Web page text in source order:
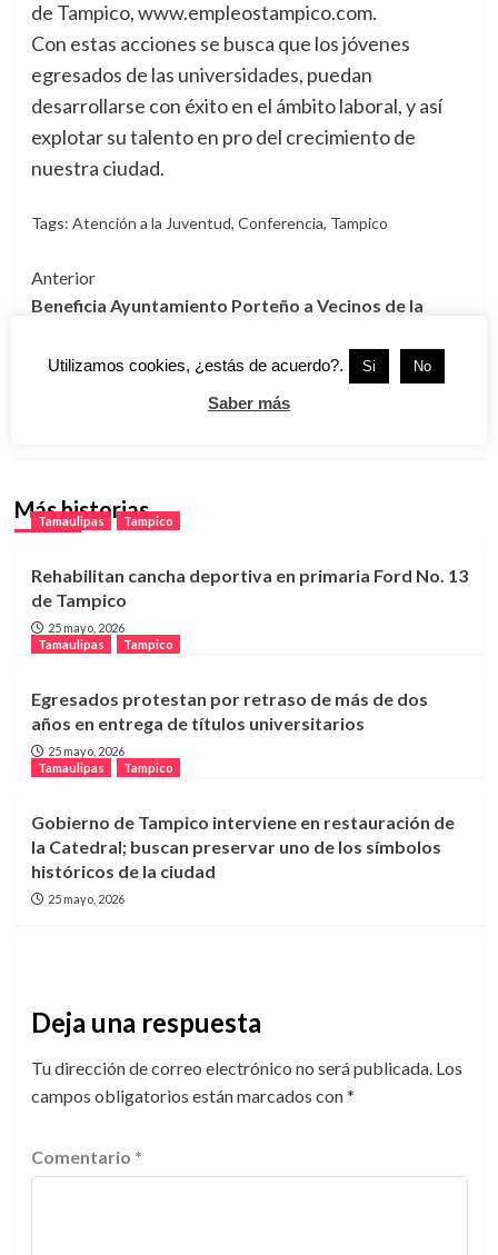
de Tampico, www.empleostampico.com.
Con estas acciones se busca que los jóvenes
egresados de las universidades, puedan
desarrollarse con éxito en el ámbito laboral, y así
explotar su talento en pro del crecimiento de
nuestra ciudad.
Tags: Atención a la Juventud, Conferencia, Tampico
Navegación
de
entradas
Anterior
Beneficia Ayuntamiento Porteño a Vecinos de la
Siguiente
Montarán Dispositivo Especial en Cementerios por
Más historias
Tamaulipas Tampico
Rehabilitan cancha deportiva en primaria Ford No. 13
de Tampico
25 mayo, 2026
Tamaulipas
Tampico
Egresados protestan por retraso de más de dos
años en entrega de títulos universitarios
25 mayo, 2026
Tamaulipas
Tampico
Gobierno de Tampico interviene en restauración de
la Catedral; buscan preservar uno de los símbolos
históricos de la ciudad
25 mayo, 2026
Deja una respuesta
Tu dirección de correo electrónico no será publicada. Los
campos obligatorios están marcados con*
Comentario *
Utilizamos cookies, ¿estás de acuerdo?. Si No
Saber más